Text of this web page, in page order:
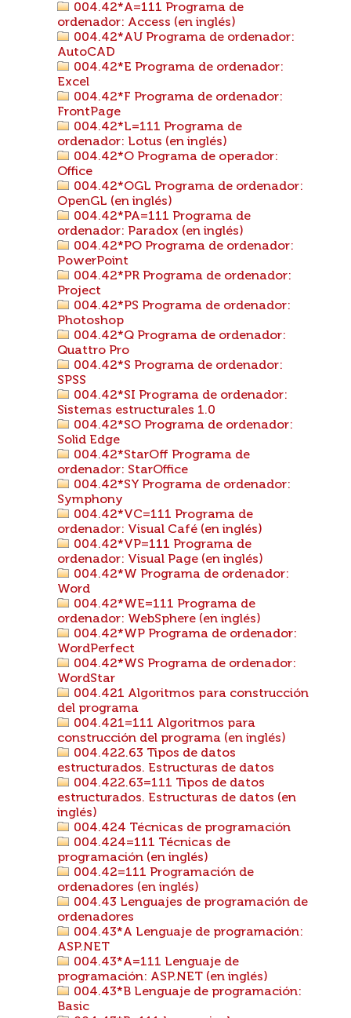
004.42*A=111 Programa de
ordenador: Access (en inglés)
004.42*AU Programa de ordenador:
AutoCAD
004.42*E Programa de ordenador:
Excel
004.42*F Programa de ordenador:
FrontPage
004.42*L=111 Programa de
ordenador: Lotus (en inglés)
004.42*O Programa de operador:
Office
004.42*OGL Programa de ordenador:
OpenGL (en inglés)
004.42*PA=111 Programa de
ordenador: Paradox (en inglés)
004.42*PO Programa de ordenador:
PowerPoint
004.42*PR Programa de ordenador:
Project
004.42*PS Programa de ordenador:
Photoshop
004.42*Q Programa de ordenador:
Quattro Pro
004.42*S Programa de ordenador:
SPSS
004.42*SI Programa de ordenador:
Sistemas estructurales 1.0
004.42*SO Programa de ordenador:
Solid Edge
004.42*StarOff Programa de
ordenador: StarOffice
004.42*SY Programa de ordenador:
Symphony
004.42*VC=111 Programa de
ordenador: Visual Café (en inglés)
004.42*VP=111 Programa de
ordenador: Visual Page (en inglés)
004.42*W Programa de ordenador:
Word
004.42*WE=111 Programa de
ordenador: WebSphere (en inglés)
004.42*WP Programa de ordenador:
WordPerfect
004.42*WS Programa de ordenador:
WordStar
004.421 Algoritmos para construcción
del programa
004.421=111 Algoritmos para
construcción del programa (en inglés)
004.422.63 Tipos de datos
estructurados. Estructuras de datos
004.422.63=111 Tipos de datos
estructurados. Estructuras de datos (en
inglés)
004.424 Técnicas de programación
004.424=111 Técnicas de
programación (en inglés)
004.42=111 Programación de
ordenadores (en inglés)
004.43 Lenguajes de programación de
ordenadores
004.43*A Lenguaje de programación:
ASP.NET
004.43*A=111 Lenguaje de
programación: ASP.NET (en inglés)
004.43*B Lenguaje de programación:
Basic